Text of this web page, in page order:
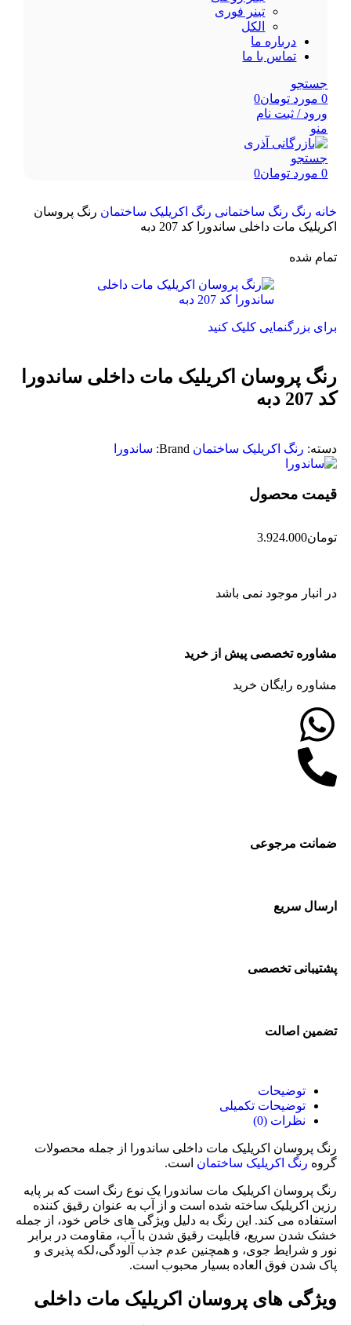
تینر فوری
الکل
درباره ما
تماس با ما
جستجو
0 مورد تومان0
ورود / ثبت نام
منو
جستجو
0 مورد تومان0
خانه رنگ رنگ ساختمانی رنگ اکریلیک ساختمان رنگ پروسان
اکریلیک مات داخلی ساندورا کد 207 دبه
تمام شده
برای بزرگنمایی کلیک کنید
رنگ پروسان اکریلیک مات داخلی ساندورا
کد 207 دبه
دسته: رنگ اکریلیک ساختمان Brand: ساندورا
قیمت محصول
تومان3.924.000
در انبار موجود نمی باشد
مشاوره تخصصی پیش از خرید
مشاوره رایگان خرید
ضمانت مرجوعی
ارسال سریع
پشتیبانی تخصصی
تضمین اصالت
توضیحات
توضیحات تکمیلی
نظرات (0)
رنگ پروسان اکریلیک مات داخلی ساندورا از جمله محصولات
گروه رنگ اکریلیک ساختمان است.
رنگ پروسان اکریلیک مات ساندورا یک نوع رنگ است که بر پایه
رزین اکریلیک ساخته شده است و از آب به عنوان رقیق‌ کننده
استفاده می‌ کند. این رنگ به دلیل ویژگی ‌های خاص خود، از جمله
خشک شدن سریع، قابلیت رقیق شدن با آب، مقاومت در برابر
نور و شرایط جوی، و همچنین عدم جذب آلودگی،لکه پذیری و
پاک شدن فوق العاده بسیار محبوب است.
ویژگی های پروسان اکریلیک مات داخلی